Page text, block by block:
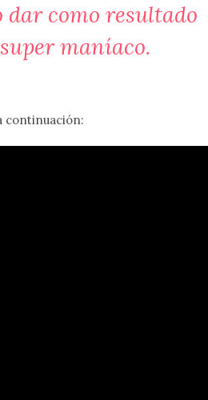
dar como resultado
maníaco.
continuación: